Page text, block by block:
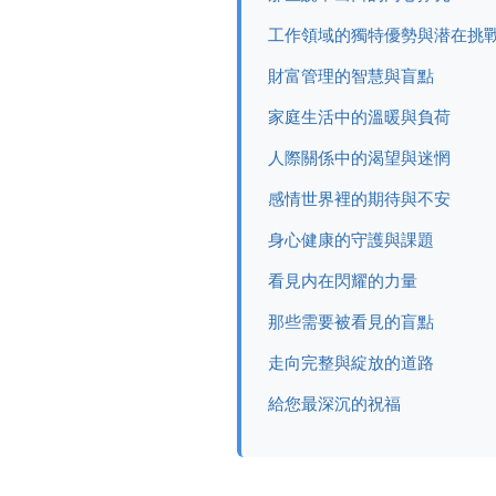
工作領域的獨特優勢與潜在挑
財富管理的智慧與盲點
家庭生活中的溫暖與負荷
人際關係中的渴望與迷惘
感情世界裡的期待與不安
身心健康的守護與課題
看見内在閃耀的力量
那些需要被看見的盲點
走向完整與綻放的道路
給您最深沉的祝福